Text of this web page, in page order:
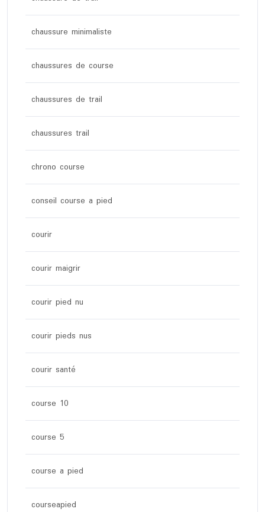
chaussure minimaliste
chaussures de course
chaussures de trail
chaussures trail
chrono course
conseil course a pied
courir
courir maigrir
courir pied nu
courir pieds nus
courir santé
course 10
course 5
course a pied
courseapied